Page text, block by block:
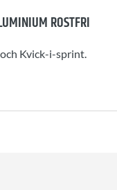
ROSTFRI
Kvick-i-sprint.